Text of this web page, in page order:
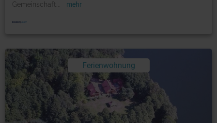
Gemeinschaft
mehr
Ferienwohnung